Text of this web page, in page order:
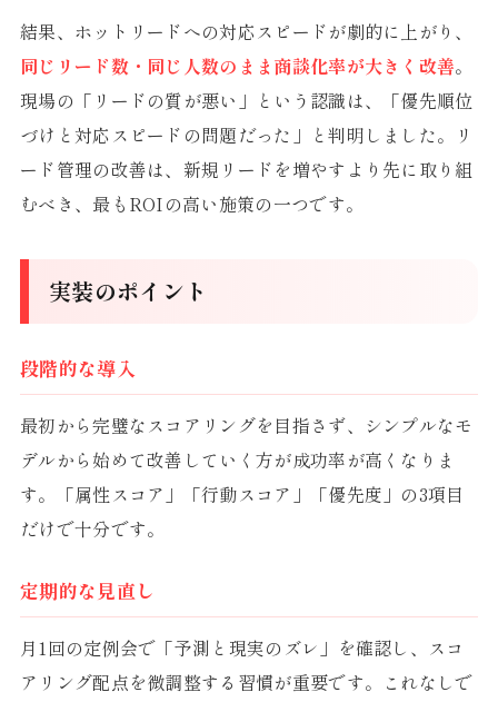
結果、ホットリードへの対応スピードが劇的に上がり、
同じリード数・同じ人数のまま商談化率が大きく改善。
現場の「リードの質が悪い」という認識は、「優先順位
づけと対応スピードの問題だった」と判明しました。リ
ード管理の改善は、新規リードを増やすより先に取り組
むべき、最もROIの高い施策の一つです。
実装のポイント
段階的な導入
最初から完璧なスコアリングを目指さず、シンプルなモ
デルから始めて改善していく方が成功率が高くなりま
す。「属性スコア」「行動スコア」「優先度」の3項目
だけで十分です。
定期的な見直し
月1回の定例会で「予測と現実のズレ」を確認し、スコ
アリング配点を微調整する習慣が重要です。これなしで